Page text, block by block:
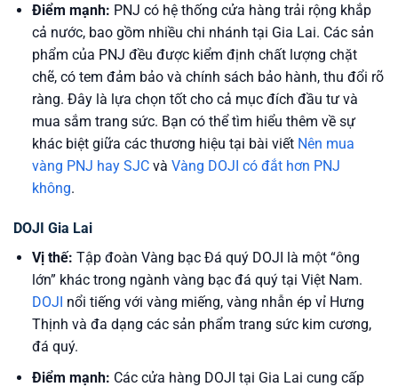
Điểm mạnh: PNJ có hệ thống cửa hàng trải rộng khắp
cả nước, bao gồm nhiều chi nhánh tại Gia Lai. Các sản
phẩm của PNJ đều được kiểm định chất lượng chặt
chẽ, có tem đảm bảo và chính sách bảo hành, thu đổi rõ
ràng. Đây là lựa chọn tốt cho cả mục đích đầu tư và
mua sắm trang sức. Bạn có thể tìm hiểu thêm về sự
khác biệt giữa các thương hiệu tại bài viết Nên mua
vàng PNJ hay SJCvà Vàng DOJI có đắt hơn PNJ
không.
DOJI Gia Lai
Vị thế: Tập đoàn Vàng bạc Đá quý DOJI là một “ông
lớn” khác trong ngành vàng bạc đá quý tại Việt Nam.
DOJI nổi tiếng với vàng miếng, vàng nhẫn ép vỉ Hưng
Thịnh và đa dạng các sản phẩm trang sức kim cương,
đá quý.
Điểm mạnh: Các cửa hàng DOJI tại Gia Lai cung cấp